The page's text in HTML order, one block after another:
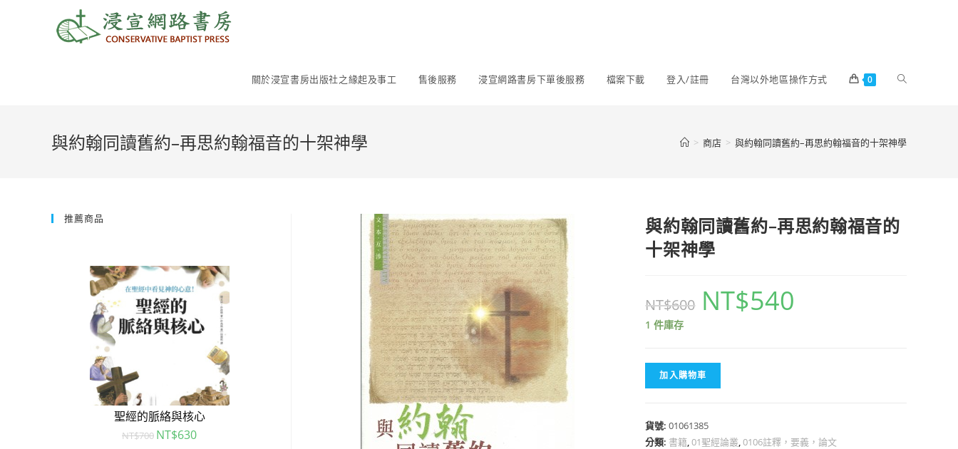
關於浸宣書房出版社之緣起及事工 售後服務 浸宣網路書房下單後服務 檔案下載 登入/註冊 台灣以外地區操作方式 0
與約翰同讀舊約–再思約翰福音的十架神學 > 商店 > 與約翰同讀舊約–再思約翰福音的十架神學
與約翰同讀舊約–再思約翰福音的
十架神學
NT$600 NT$540
1 件庫存
加入購物車
貨號:01061385
分類: 書籍,01聖經論叢,0106註釋，要義，論文
推薦商品
聖經的脈絡與核心
NT$700 NT$630
聖經的脈絡與核心
NT$ 630